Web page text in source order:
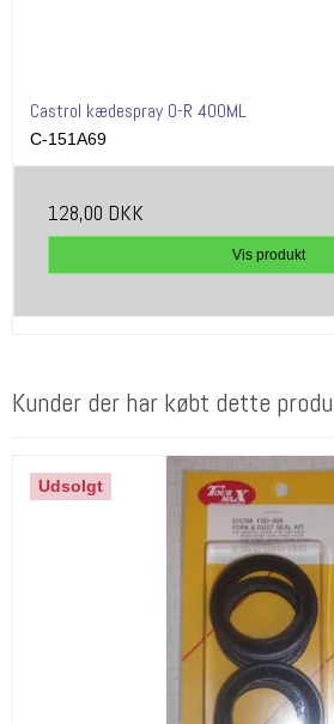
Castrol kædespray O-R 400ML
C-151A69
128,00 DKK
Vis produkt
Kunder der har købt dette
Udsolgt